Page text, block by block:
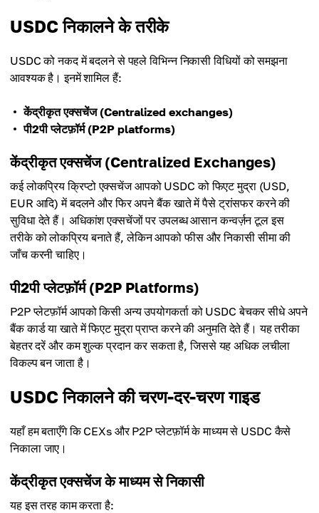
USDC निकालने के तरीके
USDC को नकद में बदलने से पहले विभिन्न निकासी विधियों को समझना
आवश्यक है। इनमें शामिल हैं:
केंद्रीकृत एक्सचेंज (Centralized exchanges)
पी2पी प्लेटफ़ॉर्म (P2P platforms)
केंद्रीकृत एक्सचेंज (Centralized Exchanges)
कई लोकप्रिय क्रिप्टो एक्सचेंज आपको USDC को फिएट मुद्रा (USD,
EUR आदि) में बदलने और फिर अपने बैंक खाते में पैसे ट्रांसफर करने की
सुविधा देते हैं। अधिकांश एक्सचेंजों पर उपलब्ध आसान कन्वर्ज़न टूल इस
तरीके को लोकप्रिय बनाते हैं, लेकिन आपको फीस और निकासी सीमा की
जाँच करनी चाहिए।
पी2पी प्लेटफ़ॉर्म (P2P Platforms)
P2P प्लेटफ़ॉर्म आपको किसी अन्य उपयोगकर्ता को USDC बेचकर सीधे अपने
बैंक कार्ड या खाते में फिएट मुद्रा प्राप्त करने की अनुमति देते हैं। यह तरीका
बेहतर दरें और कम शुल्क प्रदान कर सकता है, जिससे यह अधिक लचीला
विकल्प बन जाता है।
USDC निकालने की चरण-दर-चरण गाइड
यहाँ हम बताएँगे कि CEXs और P2P प्लेटफ़ॉर्म के माध्यम से USDC कैसे
निकाला जाए।
केंद्रीकृत एक्सचेंज के माध्यम से निकासी
यह इस तरह काम करता है: